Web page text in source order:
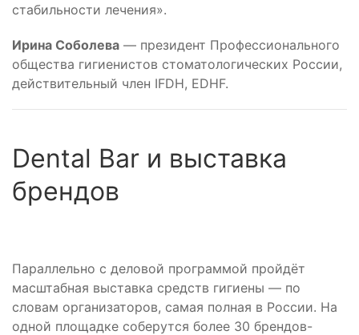
стабильности лечения».
Ирина Соболева — президент Профессионального
общества гигиенистов стоматологических России,
действительный член IFDH, EDHF.
Dental Bar и выставка
брендов
Параллельно с деловой программой пройдёт
масштабная выставка средств гигиены — по
словам организаторов, самая полная в России. На
одной площадке соберутся более 30 брендов-